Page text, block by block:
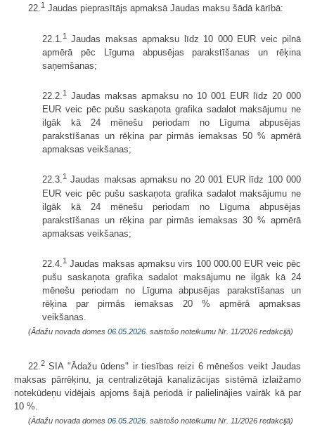
22.1 Jaudas pieprasītājs apmaksā Jaudas maksu šādā kārībā:
22.1. 1
Jaudas maksas apmaksu līdz 10 000 EUR veic pilnā
apmērā pēc Līguma abpusējas parakstīšanas un rēķina
saņemšanas;
22.2.1
Jaudas maksas apmaksu no 10 001 EUR līdz 20 000
EUR veic pēc pušu saskaņota grafika sadalot maksājumu ne
ilgāk kā 24 mēnešu periodam no Līguma abpusējas
parakstīšanas un rēķina par pirmās iemaksas 50 % apmērā
apmaksas veikšanas;
22.3.1
Jaudas maksas apmaksu no 20 001 EUR līdz 100 000
EUR veic pēc pušu saskaņota grafika sadalot maksājumu ne
ilgāk kā 24 mēnešu periodam no Līguma abpusējas
parakstīšanas un rēķina par pirmās iemaksas 30 % apmērā
apmaksas veikšanas;
22.4. 1 Jaudas maksas apmaksu virs 100 000.00 EUR veic pēc
pušu saskaņota grafika sadalot maksājumu ne ilgāk kā 24
mēnešu periodam no Līguma abpusējas parakstīšanas un
rēķina par pirmās iemaksas 20 % apmērā apmaksas
veikšanas.
(Ādažu novada domes 06.05.2026. saistošo noteikumu Nr. 11/2026 redakcijā)
22.2 SIA "Ādažu ūdens" ir tiesības reizi 6 mēnešos veikt Jaudas
maksas pārrēķinu, ja centralizētajā kanalizācijas sistēmā izlaižamo
notekūdeņu vidējais apjoms šajā periodā ir palielinājies vairāk kā par
10 %.
(Ādažu novada domes 06.05.2026. saistošo noteikumu Nr. 11/2026 redakcijā)